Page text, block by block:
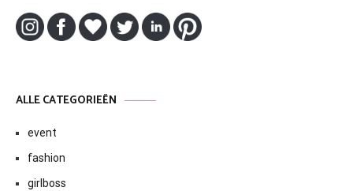
ALLE CATEGORIEËN
event
fashion
girlboss